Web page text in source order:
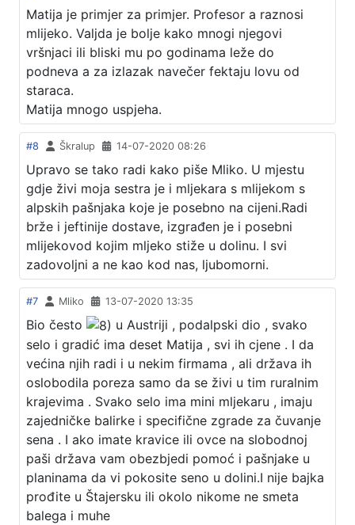
Matija je primjer za primjer. Profesor a raznosi
mlijeko. Valjda je bolje kako mnogi njegovi
vršnjaci ili bliski mu po godinama leže do
podneva a za izlazak navečer fektaju lovu od
staraca.
Matija mnogo uspjeha.
#8 Škralup 14-07-2020 08:26
Upravo se tako radi kako piše Mliko. U mjestu
gdje živi moja sestra je i mljekara s mlijekom s
alpskih pašnjaka koje je posebno na cijeni.Radi
brže i jeftinije dostave, izgrađen je i posebni
mlijekovod kojim mljeko stiže u dolinu. I svi
zadovoljni a ne kao kod nas, ljubomorni.
#7 Mliko 13-07-2020 13:35
Bio često
u Austriji , podalpski dio , svako
selo i gradić ima deset Matija , svi ih cjene . I da
većina njih radi i u nekim firmama , ali država ih
oslobodila poreza samo da se živi u tim ruralnim
krajevima . Svako selo ima mini mljekaru , imaju
zajedničke balirke i specifične zgrade za čuvanje
sena . I ako imate kravice ili ovce na slobodnoj
paši država vam obezbjedi pomoć i pašnjake u
planinama da vi pokosite seno u dolini.I nije bajka
prođite u Štajersku ili okolo nikome ne smeta
balega i muhe